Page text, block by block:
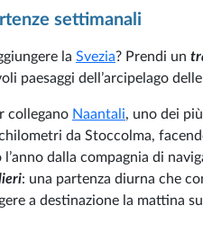
settimanali
la Svezia? Prendi un
paesaggi dell’arcipelago
collegano Naantali, uno dei
da Stoccolma,
dalla compagnia di
: una partenza diurna che
a destinazione la mattina